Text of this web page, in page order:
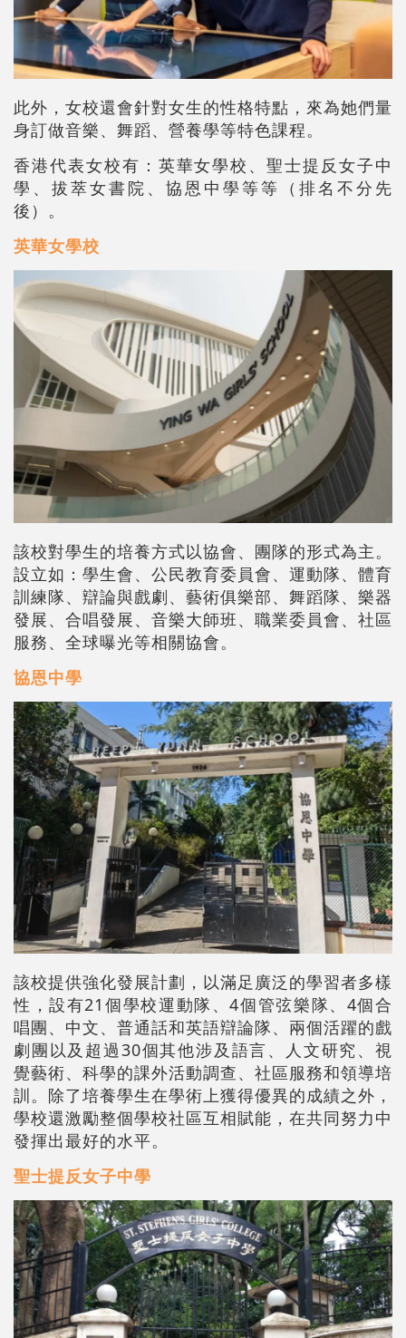
此外，女校還會針對女生的性格特點，來為她們量
身訂做音樂、舞蹈、營養學等特色課程。
香港代表女校有：英華女學校、聖士提反女子中
學、拔萃女書院、協恩中學等等（排名不分先
後）。
英華女學校
該校對學生的培養方式以協會、團隊的形式為主。
設立如：學生會、公民教育委員會、運動隊、體育
訓練隊、辯論與戲劇、藝術俱樂部、舞蹈隊、樂器
發展、合唱發展、音樂大師班、職業委員會、社區
服務、全球曝光等相關協會。
協恩中學
該校提供強化發展計劃，以滿足廣泛的學習者多樣
性，設有21個學校運動隊、4個管弦樂隊、4個合
唱團、中文、普通話和英語辯論隊、兩個活躍的戲
劇團以及超過30個其他涉及語言、人文研究、視
覺藝術、科學的課外活動調查、社區服務和領導培
訓。除了培養學生在學術上獲得優異的成績之外，
學校還激勵整個學校社區互相賦能，在共同努力中
發揮出最好的水平。
聖士提反女子中學